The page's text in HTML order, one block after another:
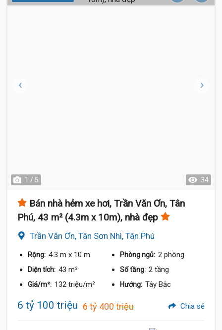
1 / 5 34
Bán nhà hẻm xe hơi, Trần Văn Ơn, Tân
Phú, 43 m² (4.3m x 10m), nhà đẹp
Trần Văn Ơn, Tân Sơn Nhì, Tân Phú
Rộng: 4.3 m x 10 m Phòng ngủ: 2 phòng
Diện tích: 43 m² Số tầng: 2 tầng
Giá/m²: 132 triệu/m² Hướng: Tây Bắc
6 tỷ 100 triệu 6 tỷ 400 triệu Chia sẻ